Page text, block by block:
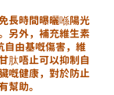
長時間曝曬喺陽光
另外，補充維生素
自由基嘅傷害，維
肽唔止可以抑制自
嘅健康，對於防止
幫助。